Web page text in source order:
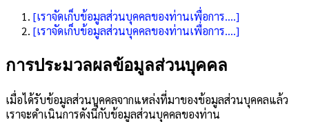
[เราจัดเก็บข้อมูลส่วนบุคคลของท่านเพื่อการ….]
[เราจัดเก็บข้อมูลส่วนบุคคลของท่านเพื่อการ….]
การประมวลผลข้อมูลส่วนบุคคล
เมื่อได้รับข้อมูลส่วนบุคคลจากแหล่งที่มาของข้อมูลส่วนบุคคลแล้ว
เราจะดำเนินการดังนี้กับข้อมูลส่วนบุคคลของท่าน